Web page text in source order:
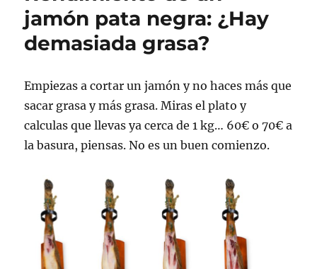
tirado
jamón pata negra: ¿Hay
demasiada grasa?
Empiezas a cortar un jamón y no haces más que
sacar grasa y más grasa. Miras el plato y
calculas que llevas ya cerca de 1 kg… 60€ o 70€ a
la basura, piensas. No es un buen comienzo.